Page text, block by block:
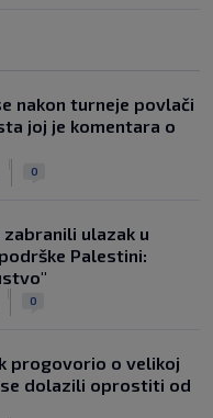
nakon turneje povlači
joj je komentara o
0
ulazak u
Palestini:
0
progovorio o velikoj
dolazili oprostiti od